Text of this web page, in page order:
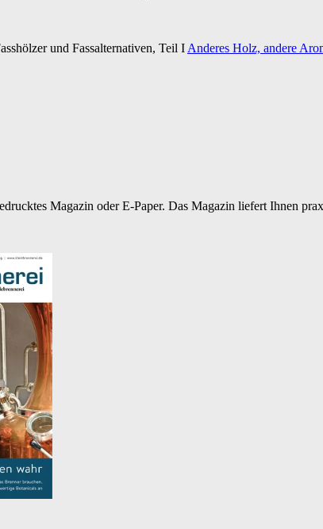
und Fassalternativen, Teil I Anderes Holz, andere
Magazin oder E-Paper. Das Magazin liefert Ihnen